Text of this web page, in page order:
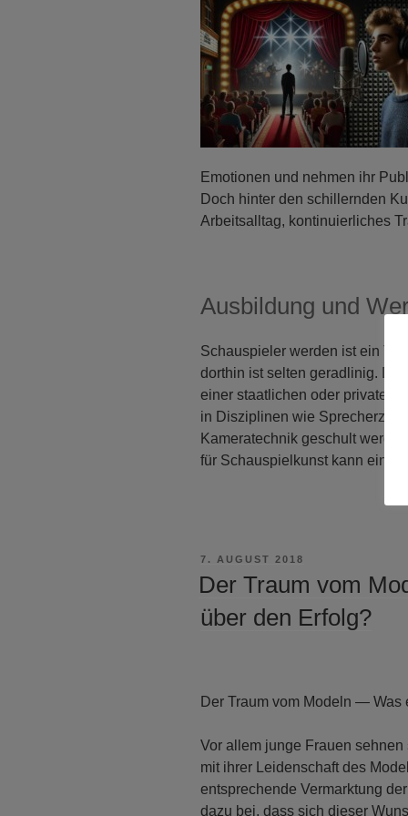
Emotionen und nehmen ihr
Doch hinter den schillernden
Arbeitsalltag, kontinuierliches
Ausbildung und
Schauspieler werden ist ein
dorthin ist selten geradlinig.
einer staatlichen oder privaten
in Disziplinen wie
Kameratechnik geschult
für Schauspielkunst kann eine
VERÖFFENTLICHT
7. AUGUST 2018
Der Traum vom
über den Erfolg?
Der Traum vom Modeln —
Vor allem junge Frauen
mit ihrer Leidenschaft des
entsprechende Vermarktung
dazu bei, dass sich dieser